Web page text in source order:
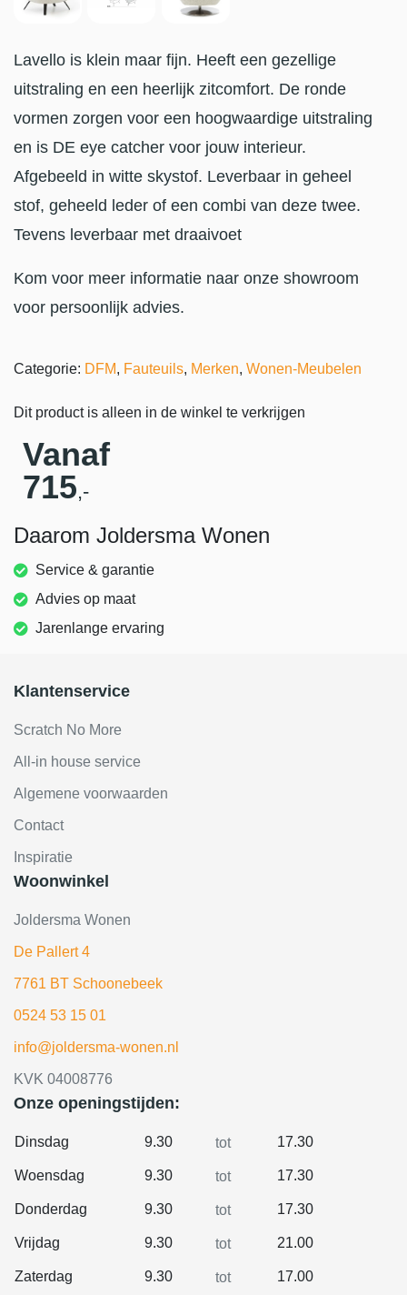
Lavello is klein maar fijn. Heeft een gezellige
uitstraling en een heerlijk zitcomfort. De ronde
vormen zorgen voor een hoogwaardige uitstraling
en is DE eye catcher voor jouw interieur.
Afgebeeld in witte skystof. Leverbaar in geheel
stof, geheeld leder of een combi van deze twee.
Tevens leverbaar met draaivoet
Kom voor meer informatie naar onze showroom
voor persoonlijk advies.
Categorie: DFM, Fauteuils, Merken, Wonen-Meubelen
Dit product is alleen in de winkel te verkrijgen
Vanaf
715,-
Daarom Joldersma Wonen
Service & garantie
Advies op maat
Jarenlange ervaring
Klantenservice
Scratch No More
All-in house service
Algemene voorwaarden
Contact
Inspiratie
Woonwinkel
Joldersma Wonen
De Pallert 4
7761 BT Schoonebeek
0524 53 15 01
info@joldersma-wonen.nl
KVK 04008776
Onze openingstijden:
Dinsdag 9.30 tot 17.30
Woensdag 9.30 tot 17.30
Donderdag 9.30 tot 17.30
Vrijdag 9.30 tot 21.00
Zaterdag 9.30 tot 17.00